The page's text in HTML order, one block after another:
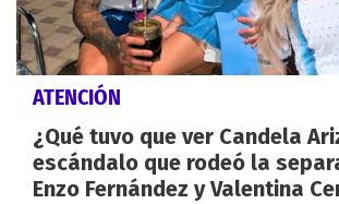
ATENCIÓN
¿Qué tuvo que ver Candela
escándalo que rodeó la
Enzo Fernández y Valentina